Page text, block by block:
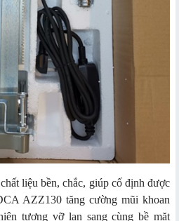
liệu bền, chắc, giúp cố định được
AZZ130 tăng cường mũi khoan
tượng vỡ lan sang cùng bề mặt